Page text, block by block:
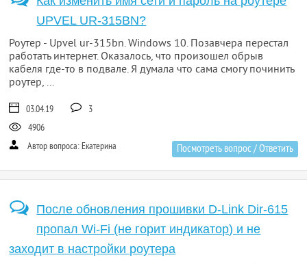
UPVEL UR-315BN?
Роутер - Upvel ur-315bn. Windows 10. Позавчера перестал
работать интернет. Оказалось, что произошел обрыв
кабеля где-то в подвале. Я думала что сама смогу починить
роутер, ...
03.04.19
3
4906
Автор вопроса: Екатерина
Посмотреть вопрос / Ответить
После обновления прошивки D-Link Dir-615
пропал Wi-Fi (не горит индикатор) и не
заходит в настройки роутера